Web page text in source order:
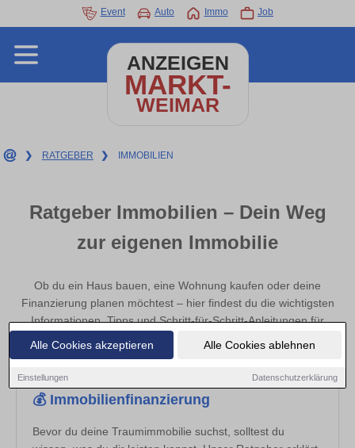
Alle Cookies akzeptieren Alle Cookies ablehnen
Einstellungen Datenschutzerklärung
Event Auto Immo Job
ANZEIGEN
MARKT-
WEIMAR
❯ RATGEBER ❯ IMMOBILIEN
Ratgeber Immobilien – Dein Weg
zur eigenen Immobilie
Ob du ein Haus bauen, eine Wohnung kaufen oder deine
Finanzierung planen möchtest – hier findest du die wichtigsten
Informationen, Tipps und Schritt-für-Schritt-Anleitungen für
💰 Immobilienfinanzierung
Bevor du deine Traumimmobilie suchst, solltest du